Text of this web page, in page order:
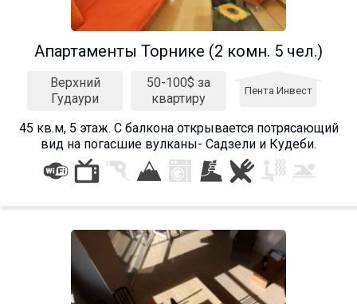
Апартаменты Торнике (2 комн. 5 чел.)
Верхний
Гудаури
50-100$ за
квартиру
Пента Инвест
45 кв.м, 5 этаж. С балкона открывается потрясающий
вид на погасшие вулканы- Садзели и Кудеби.